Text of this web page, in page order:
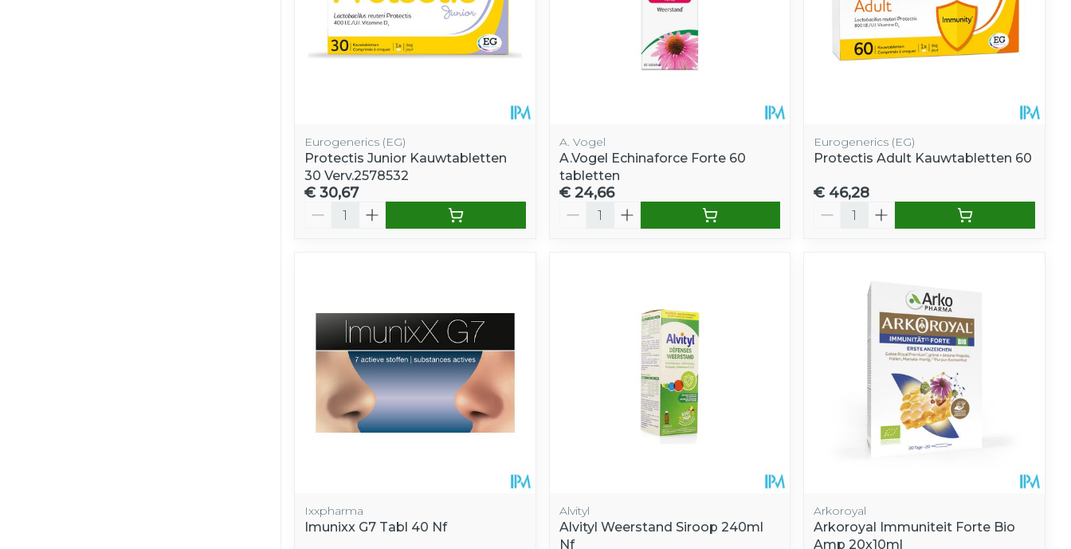
Eurogenerics (EG)
Protectis Junior Kauwtabletten
30 Verv.2578532
€ 30,67
Aantal
A. Vogel
A.Vogel Echinaforce Forte 60
tabletten
€ 24,66
Aantal
Eurogenerics (EG)
Protectis Adult Kauwtabletten 60
€ 46,28
Aantal
Ixxpharma
Imunixx G7 Tabl 40 Nf
Alvityl
Alvityl Weerstand Siroop 240ml
Nf
Arkoroyal
Arkoroyal Immuniteit Forte Bio
Amp 20x10ml